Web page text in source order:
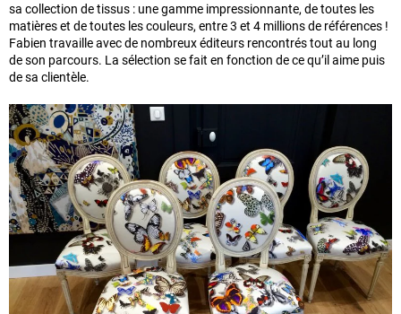
sa collection de tissus : une gamme impressionnante, de toutes les
matières et de toutes les couleurs, entre 3 et 4 millions de références !
Fabien travaille avec de nombreux éditeurs rencontrés tout au long
de son parcours. La sélection se fait en fonction de ce qu’il aime puis
de sa clientèle.